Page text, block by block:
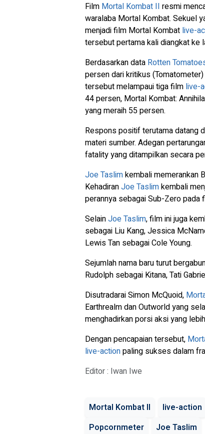
Film Mortal Kombat II resmi
waralaba Mortal Kombat. Sekuel
menjadi film Mortal Kombat live-
tersebut pertama kali diangkat ke
Berdasarkan data Rotten
persen dari kritikus
tersebut melampaui tiga film live-
44 persen, Mortal Kombat:
yang meraih 55 persen.
Respons positif terutama datang
materi sumber. Adegan
fatality yang ditampilkan secara
Joe Taslimkembali memerankan
KehadiranJoe Taslimkembali
perannya sebagai Sub-Zero pada
SelainJoe Taslim, film ini juga
sebagai Liu Kang, Jessica
Lewis Tan sebagai Cole Young.
Sejumlah nama baru turut
Rudolph sebagai Kitana, Tati
Disutradarai Simon McQuoid,
Earthrealm dan Outworld yang
menghadirkan porsi aksi yang
Dengan pencapaian tersebut,
live-actionpaling sukses dalam
Editor : Iwan Iwe
Mortal Kombat II live-action
Popcornmeter
Joe Taslim